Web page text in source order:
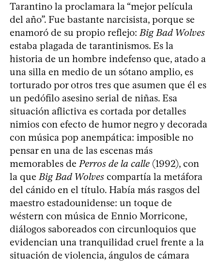
Tarantino la proclamara la “mejor película
del año”. Fue bastante narcisista, porque se
enamoró de su propio reflejo:Big Bad Wolves
estaba plagada de tarantinismos. Es la
historia de un hombre indefenso que, atado a
una silla en medio de un sótano amplio, es
torturado por otros tres que asumen que él es
un pedófilo asesino serial de niñas. Esa
situación aflictiva es cortada por detalles
nimios con efecto de humor negro y decorada
con música pop anempática: imposible no
pensar en una de las escenas más
memorables dePerros de la calle (1992), con
la queBig Bad Wolves compartía la metáfora
del cánido en el título. Había más rasgos del
maestro estadounidense: un toque de
wéstern con música de Ennio Morricone,
diálogos saboreados con circunloquios que
evidencian una tranquilidad cruel frente a la
situación de violencia, ángulos de cámara